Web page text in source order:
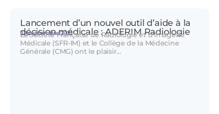
Lancement d’un nouvel outil d’aide à la
décision médicale : ADERIM Radiologie
22 septembre 2021
La Société Française de Radiologie et d’Imagerie
Médicale (SFR-IM) et le Collège de la Médecine
Générale (CMG) ont le plaisir…